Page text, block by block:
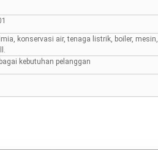
konservasi air, tenaga listrik, boiler, mesin,
kebutuhan pelanggan